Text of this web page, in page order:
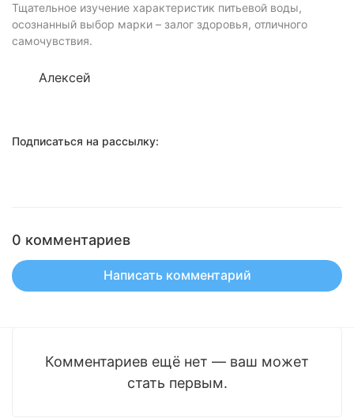
Тщательное изучение характеристик питьевой воды,
осознанный выбор марки – залог здоровья, отличного
самочувствия.
Алексей
Подписаться на рассылку:
0 комментариев
Написать комментарий
Комментариев ещё нет — ваш может
стать первым.